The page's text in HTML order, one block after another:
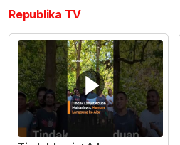
Republika TV